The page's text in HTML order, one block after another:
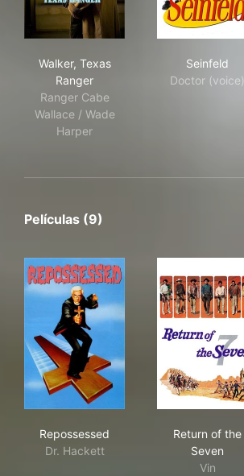
Walker, Texas
Ranger
Ranger Cabe
Wallace / Wade
Harper
Seinfeld
Doctor (voice)
Películas (9)
Repossessed
Dr. Hackett
Return of the
Seven
Vin